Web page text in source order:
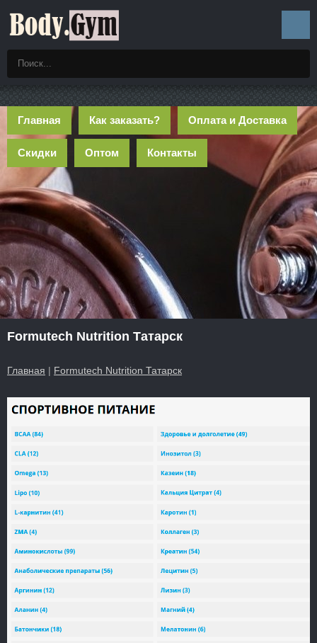
Главная Как заказать? Оплата и Доставка
Скидки Оптом Контакты
Formutech Nutrition Татарск
Главная | Formutech Nutrition Татарск